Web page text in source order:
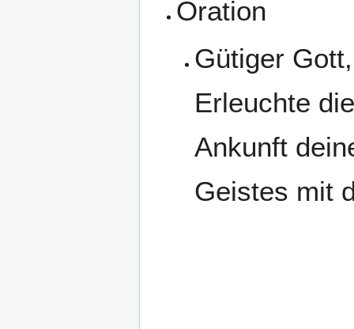
Oration
Gütiger
Erleuchte
Ankunft
Geistes mit